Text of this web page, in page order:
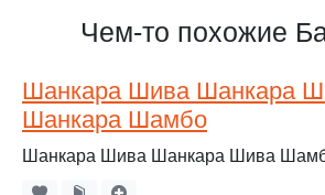
Чем-то похожие
Шанкара Шива Шанкара
Шанкара Шамбо
Шанкара Шива Шанкара Шива